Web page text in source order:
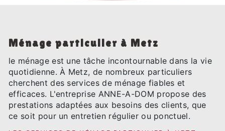
Ménage particulier à Metz
le ménage est une tâche incontournable dans la vie
quotidienne. À Metz, de nombreux particuliers
cherchent des services de ménage fiables et
efficaces. L'entreprise ANNE-A-DOM propose des
prestations adaptées aux besoins des clients, que
ce soit pour un entretien régulier ou ponctuel.